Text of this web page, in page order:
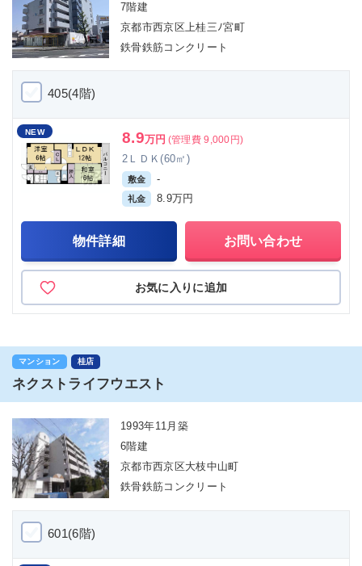
7階建
京都市西京区上桂三ﾉ宮町
鉄骨鉄筋コンクリート
405(4階)
NEW 8.9万円 (管理費 9,000円)
2ＬＤＫ(60㎡)
敷金 -
礼金 8.9万円
物件詳細 お問い合わせ
お気に入りに追加
マンション 桂店
ネクストライフウエスト
1993年11月築
6階建
京都市西京区大枝中山町
鉄骨鉄筋コンクリート
601(6階)